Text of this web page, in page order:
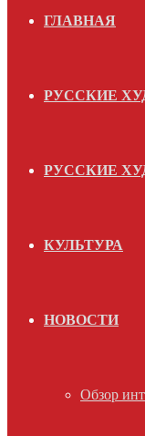
ГЛАВНАЯ
РУССКИЕ
РУССКИЕ
КУЛЬТУРА
НОВОСТИ
Обзор